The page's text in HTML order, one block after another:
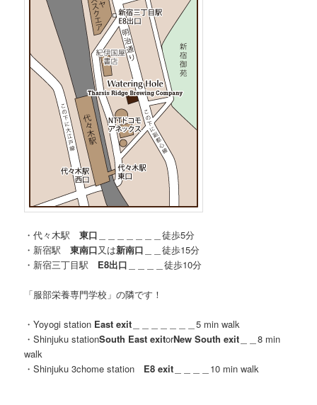
・代々木駅東口 ＿＿＿＿＿＿＿徒歩5分
・新宿駅東南口又は新南口 ＿＿徒歩15分
・新宿三丁目駅 E8出口 ＿＿＿＿徒歩10分
「服部栄養専門学校」の隣です！
・Yoyogi station East exit ＿＿＿＿＿＿＿5 min walk
・Shinjuku stationSouth East exitorNew South exit ＿＿8 min
walk
・Shinjuku 3chome station E8 exit ＿＿＿＿10 min walk